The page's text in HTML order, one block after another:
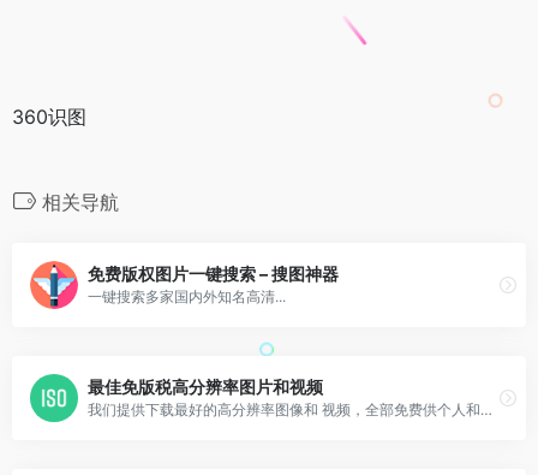
360识图
相关导航
免费版权图片一键搜索 – 搜图神器
一键搜索多家国内外知名高清...
最佳免版税高分辨率图片和视频
我们提供下载最好的高分辨率图像和 视频，全部免费供个人和商业使用。 6,000 多张照片和 视频。 没有归属。 CC0。